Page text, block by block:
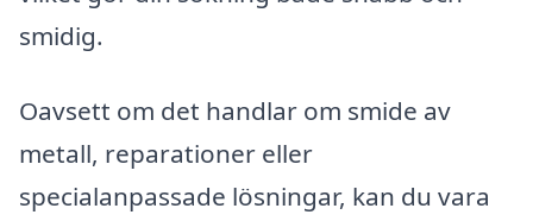
smidig.
Oavsett om det handlar om smide av
metall, reparationer eller
specialanpassade lösningar, kan du vara